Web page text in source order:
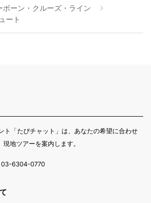
ボーン・クルーズ・ライン
ート
ト「たびチャット」は、あなたの希望に合わせ
地ツアーを案内します。
03-6304-0770